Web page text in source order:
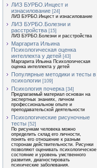
ЛИЗ БУРБО.Инцест и
изнасилование [24]
ЛИЗ БУРБО.Инцест и изнасилование
ЛИЗ БУРБО.Болезни и
расстройства [15]
ЛИЗ БУРБО.Болезни и расстройства
Маргарита Ильина
Психологическая оценка
интеллекта у детей [43]
Маргарита Ильина Психологическая
оценка интеллекта у детей
Популярные методики и тесты в
психологии [109]
Психология почерка [34]
Предлагаемый материал основан на
экспертных знаниях, личном
профессиональном опыте и
преподавательской деятельности
Психологические рисуночные
тесты [52]
По рисункам человека можно
определить склад его личности,
понять его отношение к разным
сторонам действительности. Рисунки
позволяют оценивать психологическое
состояние и уровень умственного
развития, диагностировать
психические заболевания.